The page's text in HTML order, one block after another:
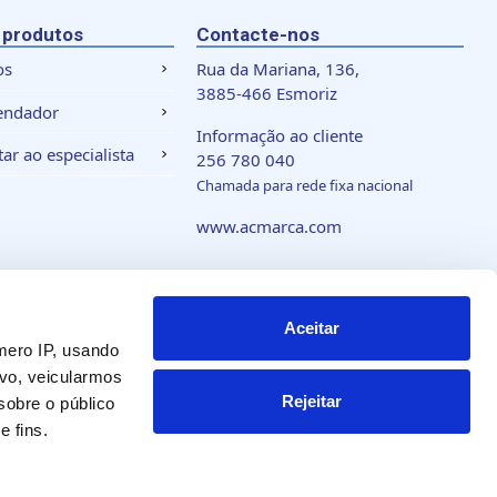
IP, usando
veicularmos
o público
fins.
Aceitar
Rejeitar
produtos
ao especialista
Contacte-nos
Rua da Mariana, 136,
3885-466 Esmoriz
Informação ao cliente
256 780 040
Chamada para rede fixa nacional
www.acmarca.com